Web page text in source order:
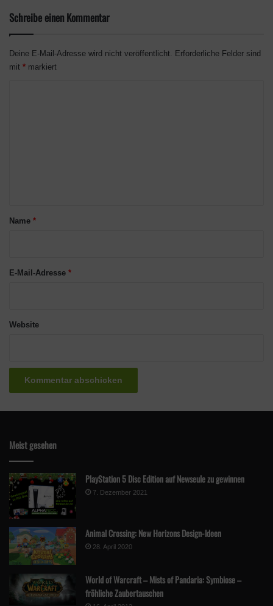
Schreibe einen Kommentar
Deine E-Mail-Adresse wird nicht veröffentlicht. Erforderliche Felder sind
mit * markiert
aName *
E-Mail-Adresse *
Website
Meist gesehen
PlayStation 5 Disc Edition auf Newseule zu gewinnen
7. Dezember 2021
Animal Crossing: New Horizons Design-Ideen
28. April 2020
World of Warcraft – Mists of Pandaria: Symbiose –
fröhliche Zaubertauschen